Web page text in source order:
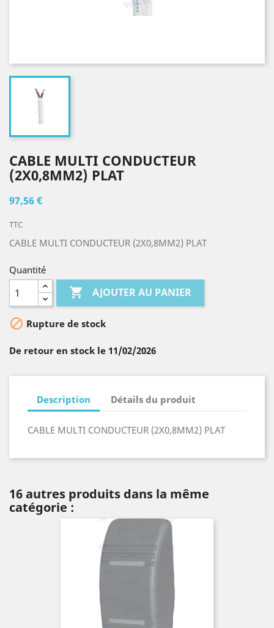
CABLE MULTI CONDUCTEUR
(2X0,8MM2) PLAT
97,56 €
TTC
CABLE MULTI CONDUCTEUR (2X0,8MM2) PLAT
Quantité
 AJOUTER AU PANIER
 Rupture de stock
De retour en stock le 11/02/2026
Description Détails du produit
CABLE MULTI CONDUCTEUR (2X0,8MM2) PLAT
16 autres produits dans la même
catégorie :